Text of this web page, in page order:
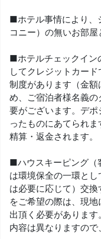
■ホテル事情により、
コニー）の無いお部屋
■ホテルチェックイン
してクレジットカー
制度があります（金
め、ご宿泊者様名義
要がございます。デ
ったものにあてられ
精算・返金されます。
■ハウスキーピング（
は環境保全の一環と
は必要に応じて）交
をご希望の際は、現
出頂く必要がありま
内容は異なりますので